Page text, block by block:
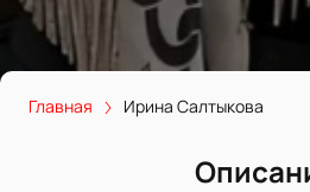
Главная Ирина Салтыкова